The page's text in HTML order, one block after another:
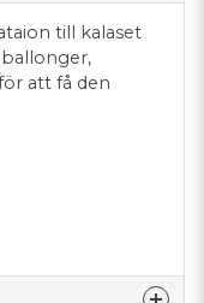
till kalaset
att få den